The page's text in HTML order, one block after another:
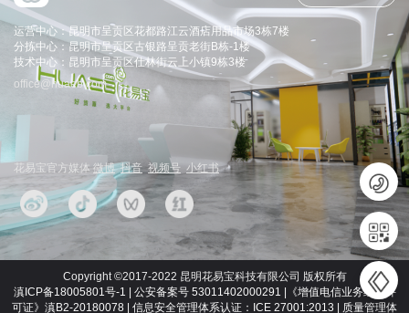
运营中心：昆明市呈贡区花都路江云酒店用品市场3栋7楼
分拣中心：昆明市呈贡区古银路呈贡老街B栋-1楼
技术中心：昆明市呈贡区仕林街云上小镇9栋3楼
office@huaeb.com
花易宝官方媒体 微博 抖音 视频号 小红书
Copyright ©2017-2022 昆明花易宝科技有限公司 版权所有
滇ICP备18005801号-1 | 公安备案号 53011402000291 |《增值电信业务经营许
可证》滇B2-20180078 | 信息安全管理体系认证：ICE 27001:2013 | 质量管理体